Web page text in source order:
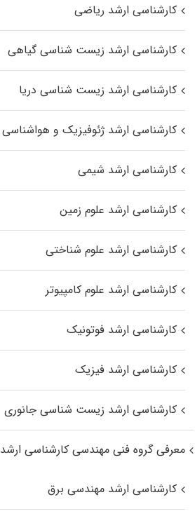
کارشناسی ارشد ریاضی
کارشناسی ارشد زیست‌ شناسی گیاهی
کارشناسی ارشد زیست‌ شناسی دریا
کارشناسی ارشد ژئوفیزیک و هواشناسی
کارشناسی ارشد شیمی
کارشناسی ارشد علوم زمین
کارشناسی ارشد علوم شناختی
کارشناسی ارشد علوم کامپیوتر
کارشناسی ارشد فوتونیک
کارشناسی ارشد فیزیک
کارشناسی ارشد زیست‌ شناسی جانوری
معرفی گروه فنی مهندسی کارشناسی ارشد
کارشناسی ارشد مهندسی برق